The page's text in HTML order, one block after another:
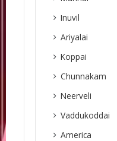
Inuvil
Ariyalai
Koppai
Chunnakam
Neerveli
Vaddukoddai
America